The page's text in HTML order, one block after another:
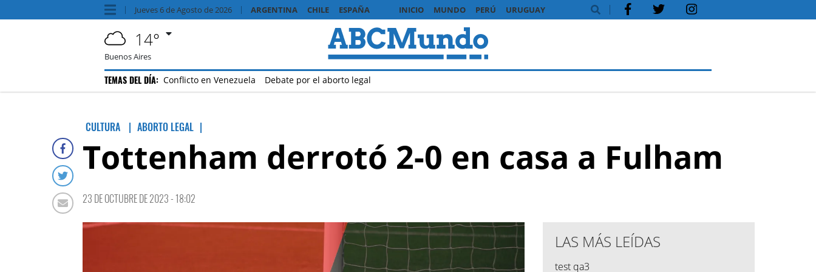
Jueves6 deAgosto de 2026 ARGENTINA CHILE ESPAÑA INICIO MUNDO PERÚ URUGUAY
14°
Buenos Aires
TEMAS DEL DÍA: Conflicto en Venezuela Debate por el aborto legal
CULTURA ABORTO LEGAL |
Tottenham derrotó 2-0 en casa a Fulham
23 DE OCTUBRE DE 2023 - 18:02
LAS MÁS LEÍDAS
test qa3